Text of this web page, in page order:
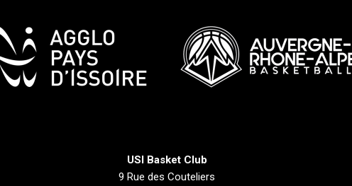
USI Basket Club
9 Rue des Couteliers